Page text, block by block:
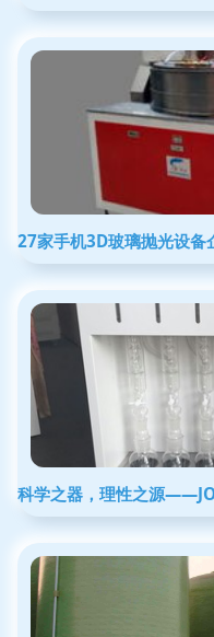
27家手机3D玻璃抛光设备
科学之器，理性之源